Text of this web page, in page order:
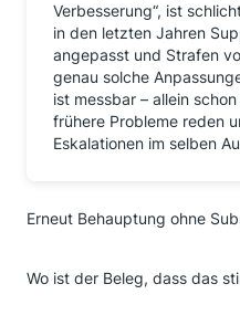
Verbesserung“, ist
in den letzten Jahren
angepasst und Strafen
genau solche
ist messbar – allein
frühere Probleme reden
Eskalationen im selben
Erneut Behauptung ohne
Wo ist der Beleg, dass das